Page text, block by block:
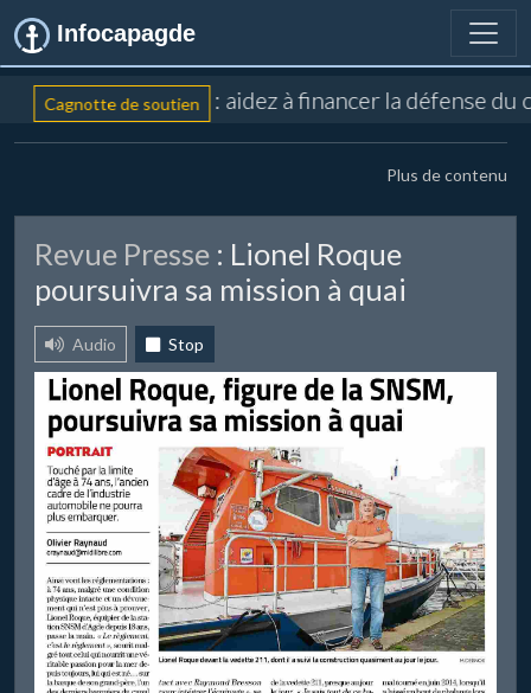
Infocapagde
Cagnotte de soutien : aidez à financer la défense
Plus de contenu
Revue Presse : Lionel Roque
poursuivra sa mission à quai
Audio Stop